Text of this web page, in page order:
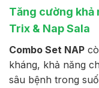
Tăng cường khả
Trix & Nap Sala
Combo Set NAP
kháng, khả năng
sâu bệnh trong